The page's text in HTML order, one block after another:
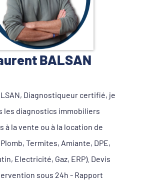
BALSAN
Diagnostiqueur certifié, je
les diagnostics immobiliers
à la vente ou à la location de
Termites, Amiante, DPE,
Electricité, Gaz, ERP). Devis
sous 24h - Rapport